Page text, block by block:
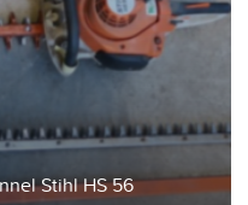
Stihl HS 56